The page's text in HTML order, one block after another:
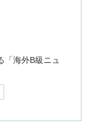
「海外B級ニュ